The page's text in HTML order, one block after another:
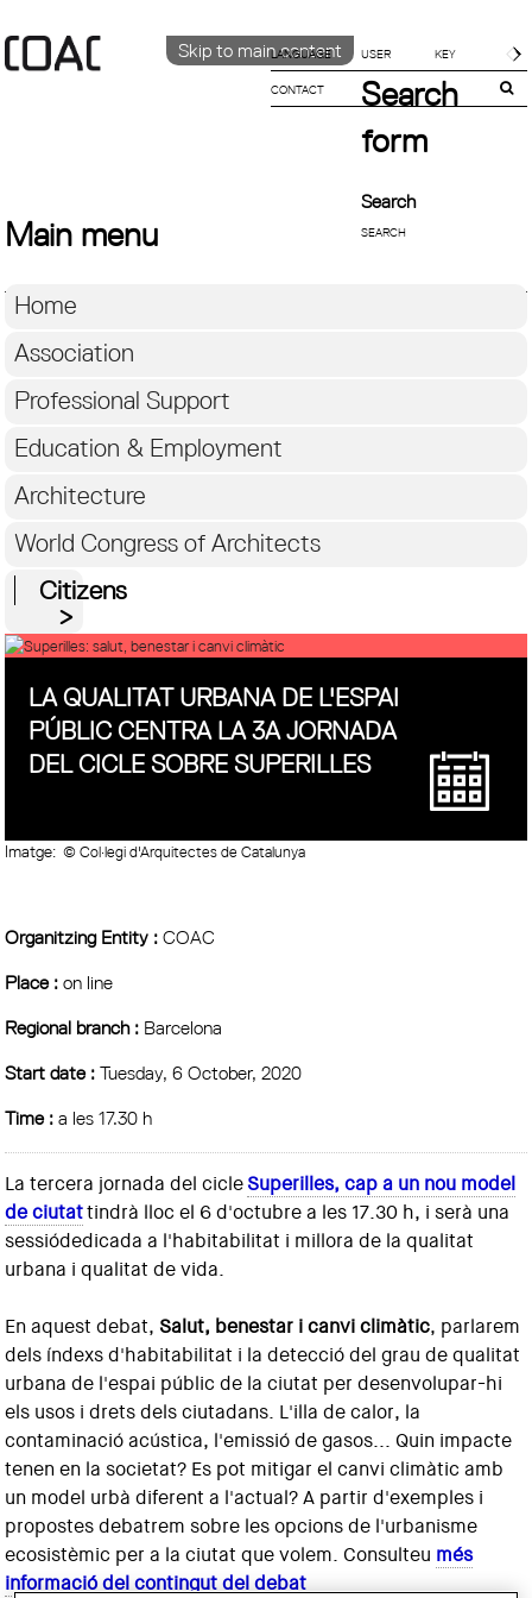
Skip to main content
LANGUAGE
CATALÀ
CONTACT
Search
form
Search
Main menu
Home
Association
Professional Support
Education & Employment
Architecture
World Congress of Architects
Citizens
LA QUALITAT URBANA DE L'ESPAI
PÚBLIC CENTRA LA 3A JORNADA
DEL CICLE SOBRE SUPERILLES
Imatge: © Col·legi d'Arquitectes de Catalunya
Organitzing Entity :COAC
Place :on line
Regional branch : Barcelona
Start date :Tuesday, 6 October, 2020
Time :a les 17.30 h
La tercera jornada del cicleSuperilles, cap a un nou model
de ciutattindrà lloc el 6 d'octubre a les 17.30 h, i serà una
sessiódedicada a l'habitabilitat i millora de la qualitat
urbana i qualitat de vida.
En aquest debat, Salut, benestar i canvi climàtic, parlarem
dels índexs d'habitabilitat i la detecció del grau de qualitat
urbana de l'espai públic de la ciutat per desenvolupar-hi
els usos i drets dels ciutadans. L'illa de calor, la
contaminació acústica, l'emissió de gasos... Quin impacte
tenen en la societat? Es pot mitigar el canvi climàtic amb
un model urbà diferent a l'actual? A partir d'exemples i
propostes debatrem sobre les opcions de l'urbanisme
ecosistèmic per a la ciutat que volem. Consulteu més
informació del contingut del debat